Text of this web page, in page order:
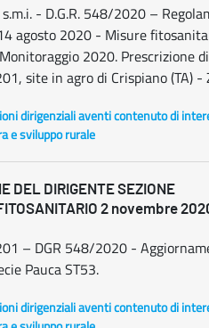
- D.G.R. 548/2020 –
agosto 2020 - Misure
2020. Prescrizione
site in agro di Crispiano (TA)
dirigenziali aventi contenuto di
e sviluppo rurale
DEL DIRIGENTE SEZIONE
2 novembre
– DGR 548/2020 -
Pauca ST53.
dirigenziali aventi contenuto di